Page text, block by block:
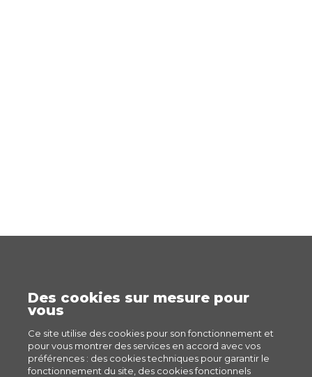
Des cookies sur mesure pour
vous
Ce site utilise des cookies pour son fonctionnement et
pour vous montrer des services en accord avec vos
préférences : des cookies techniques pour garantir le
fonctionnement du site, des cookies fonctionnels